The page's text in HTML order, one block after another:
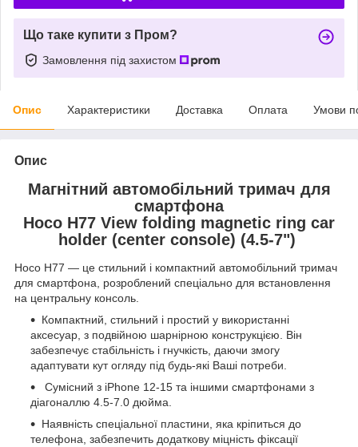
Що таке купити з Пром?
Замовлення під захистом
Опис Характеристики Доставка Оплата Умови
Опис
Магнітний автомобільний тримач для
смартфона
Hoco H77 View folding magnetic ring car
holder (center console) (4.5-7")
Hoco H77 — це стильний і компактний автомобільний тримач
для смартфона, розроблений спеціально для встановлення
на центральну консоль.
Компактний, стильний і простий у використанні
аксесуар, з подвійною шарнірною конструкцією. Він
забезпечує стабільність і гнучкість, даючи змогу
адаптувати кут огляду під будь-які Ваші потреби.
Сумісний з iPhone 12-15 та іншими смартфонами з
діагоналлю 4.5-7.0 дюйма.
Наявність спеціальної пластини, яка кріпиться до
телефона, забезпечить додаткову міцність фіксації